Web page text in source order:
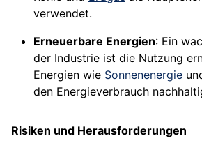
verwendet.
Erneuerbare Energien: Ein
der Industrie ist die Nutzung
Energien wie Sonnenenergie
den Energieverbrauch
Risiken und Herausforderungen